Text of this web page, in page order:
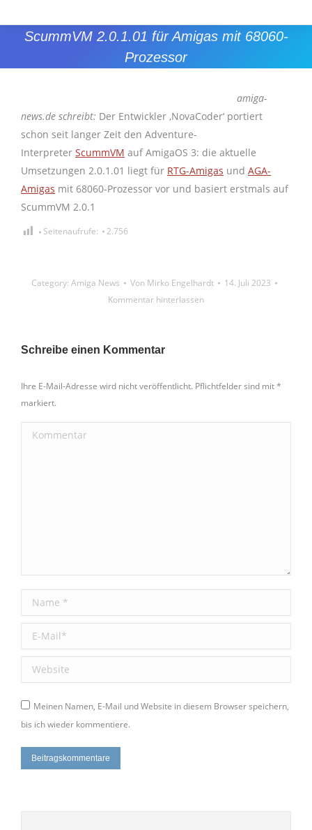
ScummVM 2.0.1.01 für Amigas mit 68060-
Prozessor
amiga-
news.de schreibt: Der Entwickler ‚NovaCoder‘ portiert
schon seit langer Zeit den Adventure-
Interpreter ScummVM auf AmigaOS 3: die aktuelle
Umsetzungen 2.0.1.01 liegt für RTG-Amigas und AGA-
Amigas mit 68060-Prozessor vor und basiert erstmals auf
ScummVM 2.0.1
Seitenaufrufe: 2.756
Category: Amiga News Von Mirko Engelhardt
14. Juli 2023
Kommentar hinterlassen
Schreibe einen Kommentar
Ihre E-Mail-Adresse wird nicht veröffentlicht. Pflichtfelder sind mit*
markiert.
Kommentar
Name *
E-Mail *
Website
Meinen Namen, E-Mail und Website in diesem Browser speichern,
bis ich wieder kommentiere.
Beitragskommentare